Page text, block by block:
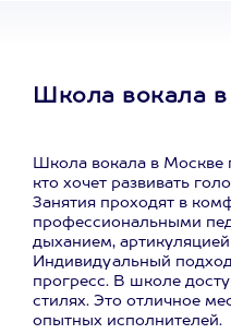
Школа вокала
Школа вокала в Москве
кто хочет развивать
Занятия проходят в
профессиональными
дыханием,
Индивидуальный
прогресс. В школе
стилях. Это отличное
опытных исполнителей.